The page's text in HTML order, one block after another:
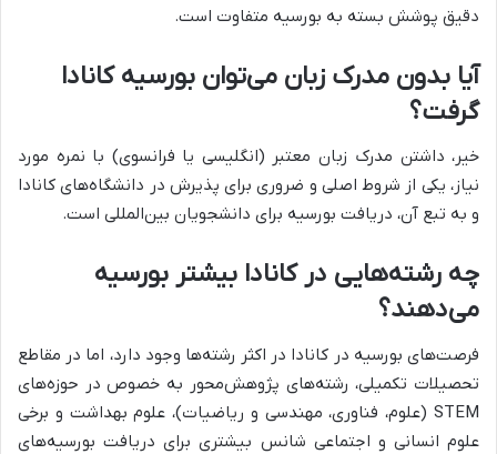
دقیق پوشش بسته به بورسیه متفاوت است.
آیا بدون مدرک زبان می‌توان بورسیه کانادا
گرفت؟
خیر، داشتن مدرک زبان معتبر (انگلیسی یا فرانسوی) با نمره مورد
نیاز، یکی از شروط اصلی و ضروری برای پذیرش در دانشگاه‌های کانادا
و به تبع آن، دریافت بورسیه برای دانشجویان بین‌المللی است.
چه رشته‌هایی در کانادا بیشتر بورسیه
می‌دهند؟
فرصت‌های بورسیه در کانادا در اکثر رشته‌ها وجود دارد، اما در مقاطع
تحصیلات تکمیلی، رشته‌های پژوهش‌محور به خصوص در حوزه‌های
STEM (علوم، فناوری، مهندسی و ریاضیات)، علوم بهداشت و برخی
علوم انسانی و اجتماعی شانس بیشتری برای دریافت بورسیه‌های